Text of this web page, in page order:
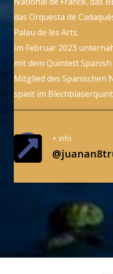
das Orquesta de
Palau de les Arts.
Im Februar 2023
mit dem Quintett
Mitglied des Spanischen
spielt im
+ info